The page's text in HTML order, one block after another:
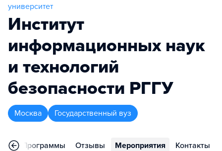
университет
Институт
информационных наук
и технологий
безопасности РГГУ
Москва Государственный вуз
Программы Отзывы Мероприятия Контакты